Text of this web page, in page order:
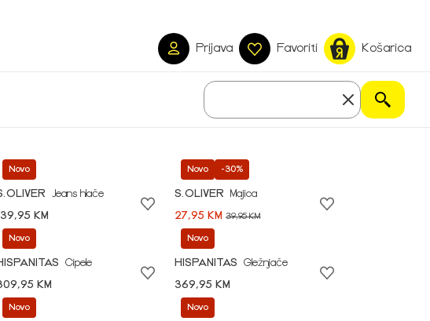
Prijava Favoriti Košarica
Novo
Jeans hlače
KM
Novo -30%
S.OLIVER
Majica
27,95 KM39,95 KM
Novo
Cipele
KM
Novo
HISPANITAS
Gležnjače
369,95 KM
Novo Novo